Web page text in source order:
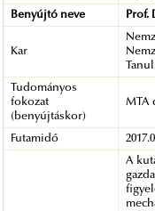
Benyújtó neve Prof.
Kar
Tudományos
fokozat
(benyújtáskor)
MTA
Futamidő
A